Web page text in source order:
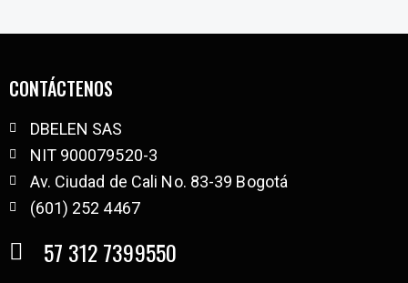
CONTÁCTENOS
DBELEN SAS
NIT 900079520-3
Av. Ciudad de Cali No. 83-39 Bogotá
(601) 252 4467
57 312 7399550